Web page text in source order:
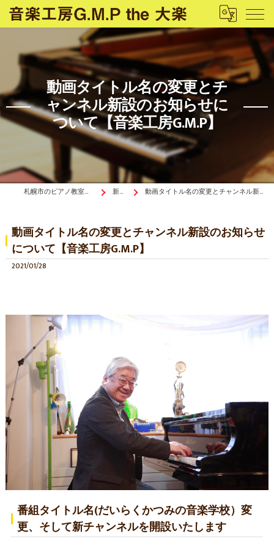
動画タイトル名の変更とチ
ャンネル新設のお知らせに
ついて【音楽工房G.M.P】
札幌市のピアノ教室は音楽工房G.M.P the 大楽 新着情報 動画タイトル名の変更とチャンネル新設のお知らせについて【音楽工房G.M.P】
動画タイトル名の変更とチャンネル新設のお知らせ
について【音楽工房G.M.P】
2021/01/28
番組タイトル名(だいらくかつみの音楽学校）変
更、そして新チャンネルを開設いたします